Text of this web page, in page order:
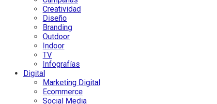
Creatividad
Diseño
Branding
Outdoor
Indoor
TV
Infografías
Digital
Marketing Digital
Ecommerce
Social Media